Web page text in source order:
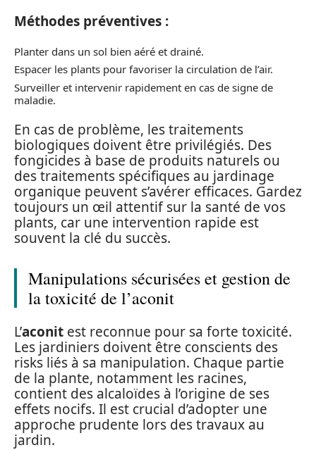
Méthodes préventives :
Planter dans un sol bien aéré et drainé.
Espacer les plants pour favoriser la circulation de l’air.
Surveiller et intervenir rapidement en cas de signe de
maladie.
En cas de problème, les traitements
biologiques doivent être privilégiés. Des
fongicides à base de produits naturels ou
des traitements spécifiques au jardinage
organique peuvent s’avérer efficaces. Gardez
toujours un œil attentif sur la santé de vos
plants, car une intervention rapide est
souvent la clé du succès.
Manipulations sécurisées et gestion de
la toxicité de l’aconit
L’aconit est reconnue pour sa forte toxicité.
Les jardiniers doivent être conscients des
risks liés à sa manipulation. Chaque partie
de la plante, notamment les racines,
contient des alcaloïdes à l’origine de ses
effets nocifs. Il est crucial d’adopter une
approche prudente lors des travaux au
jardin.